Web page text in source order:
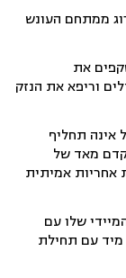
ממתחם העונש
את
וריפא את הנזק
אינה תחליף
מאד של
אחריות אמיתית
שלו עם
מיד עם תחילת